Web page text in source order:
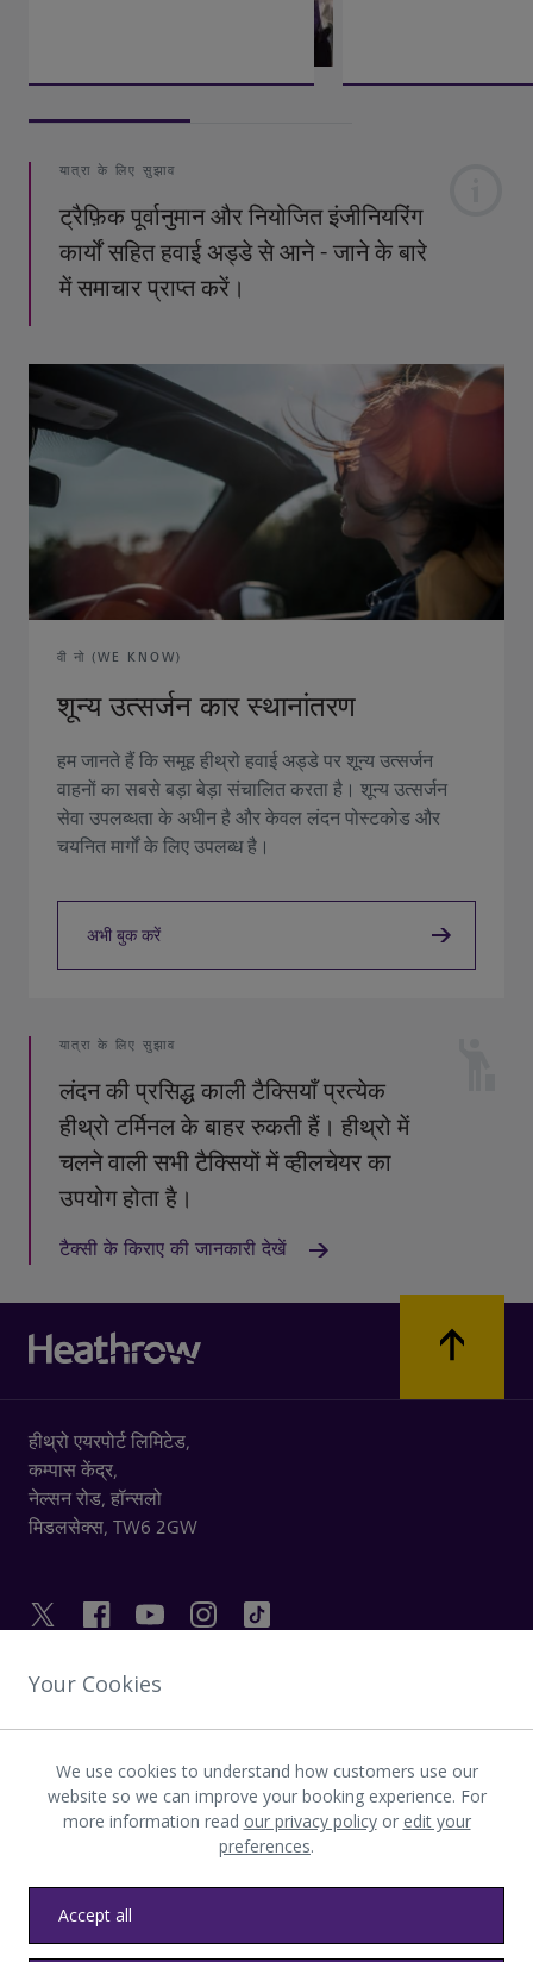
यात्रा के लिए सुझाव
ट्रैफ़िक पूर्वानुमान और नियोजित इंजीनियरिंग
कार्यों सहित हवाई अड्डे से आने - जाने के बारे
में समाचार प्राप्त करें।
वी नो (WE KNOW)
शून्य उत्सर्जन कार स्थानांतरण
हम जानते हैं कि समूह हीथ्रो हवाई अड्डे पर शून्य उत्सर्जन
वाहनों का सबसे बड़ा बेड़ा संचालित करता है। शून्य उत्सर्जन
सेवा उपलब्धता के अधीन है और केवल लंदन पोस्टकोड और
चयनित मार्गों के लिए उपलब्ध है।
अभी बुक करें
यात्रा के लिए सुझाव
लंदन की प्रसिद्ध काली टैक्सियाँ प्रत्येक
हीथ्रो टर्मिनल के बाहर रुकती हैं। हीथ्रो में
चलने वाली सभी टैक्सियों में व्हीलचेयर का
उपयोग होता है।
टैक्सी के किराए की जानकारी देखें
हीथ्रो एयरपोर्ट लिमिटेड,
कम्पास केंद्र,
नेल्सन रोड, हॉन्सलो
मिडलसेक्स, TW6 2GW
हीथ्रो की खोज करें
Your Cookies
We use cookies to understand how customers use our
website so we can improve your booking experience. For
more information read our privacy policyor edit your
preferences.
Accept all